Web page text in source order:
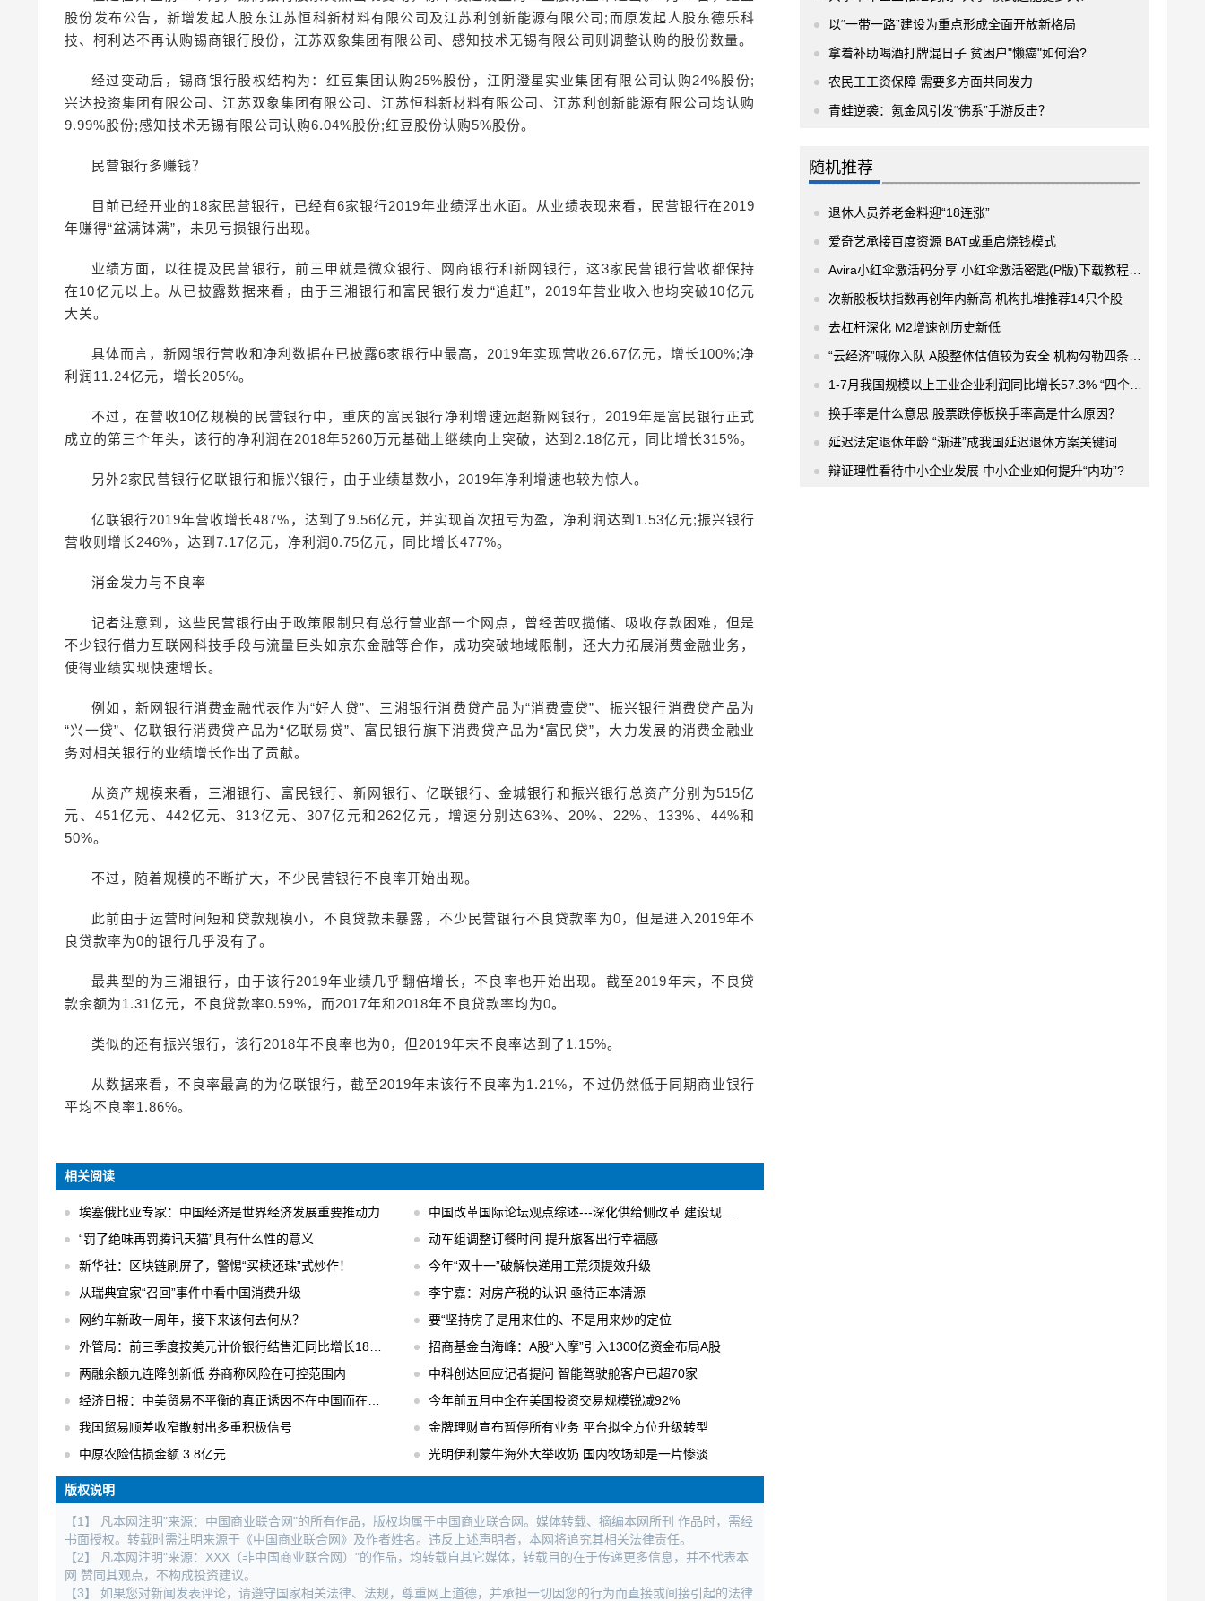
股份发布公告，新增发起人股东江苏恒科新材料有限公司及江苏利创新能源有限公司;而原发起人股东德乐科
技、柯利达不再认购锡商银行股份，江苏双象集团有限公司、感知技术无锡有限公司则调整认购的股份数量。
经过变动后，锡商银行股权结构为：红豆集团认购25%股份，江阴澄星实业集团有限公司认购24%股份;
兴达投资集团有限公司、江苏双象集团有限公司、江苏恒科新材料有限公司、江苏利创新能源有限公司均认购
9.99%股份;感知技术无锡有限公司认购6.04%股份;红豆股份认购5%股份。
民营银行多赚钱？
目前已经开业的18家民营银行，已经有6家银行2019年业绩浮出水面。从业绩表现来看，民营银行在2019
年赚得“盆满钵满”，未见亏损银行出现。
业绩方面，以往提及民营银行，前三甲就是微众银行、网商银行和新网银行，这3家民营银行营收都保持
在10亿元以上。从已披露数据来看，由于三湘银行和富民银行发力“追赶”，2019年营业收入也均突破10亿元
大关。
具体而言，新网银行营收和净利数据在已披露6家银行中最高，2019年实现营收26.67亿元，增长100%;净
利润11.24亿元，增长205%。
不过，在营收10亿规模的民营银行中，重庆的富民银行净利增速远超新网银行，2019年是富民银行正式
成立的第三个年头，该行的净利润在2018年5260万元基础上继续向上突破，达到2.18亿元，同比增长315%。
另外2家民营银行亿联银行和振兴银行，由于业绩基数小，2019年净利增速也较为惊人。
亿联银行2019年营收增长487%，达到了9.56亿元，并实现首次扭亏为盈，净利润达到1.53亿元;振兴银行
营收则增长246%，达到7.17亿元，净利润0.75亿元，同比增长477%。
消金发力与不良率
记者注意到，这些民营银行由于政策限制只有总行营业部一个网点，曾经苦叹揽储、吸收存款困难，但是
不少银行借力互联网科技手段与流量巨头如京东金融等合作，成功突破地域限制，还大力拓展消费金融业务，
使得业绩实现快速增长。
例如，新网银行消费金融代表作为“好人贷”、三湘银行消费贷产品为“消费壹贷”、振兴银行消费贷产品为
“兴一贷”、亿联银行消费贷产品为“亿联易贷”、富民银行旗下消费贷产品为“富民贷”，大力发展的消费金融业
务对相关银行的业绩增长作出了贡献。
从资产规模来看，三湘银行、富民银行、新网银行、亿联银行、金城银行和振兴银行总资产分别为515亿
元、451亿元、442亿元、313亿元、307亿元和262亿元，增速分别达63%、20%、22%、133%、44%和
50%。
不过，随着规模的不断扩大，不少民营银行不良率开始出现。
此前由于运营时间短和贷款规模小，不良贷款未暴露，不少民营银行不良贷款率为0，但是进入2019年不
良贷款率为0的银行几乎没有了。
最典型的为三湘银行，由于该行2019年业绩几乎翻倍增长，不良率也开始出现。截至2019年末，不良贷
款余额为1.31亿元，不良贷款率0.59%，而2017年和2018年不良贷款率均为0。
类似的还有振兴银行，该行2018年不良率也为0，但2019年末不良率达到了1.15%。
从数据来看，不良率最高的为亿联银行，截至2019年末该行不良率为1.21%，不过仍然低于同期商业银行
平均不良率1.86%。
相关阅读
埃塞俄比亚专家：中国经济是世界经济发展重要推动力
中国改革国际论坛观点综述---深化供给侧改革 建设现代化经济体系
“罚了绝味再罚腾讯天猫”具有什么性的意义
动车组调整订餐时间 提升旅客出行幸福感
新华社：区块链刷屏了，警惕“买椟还珠”式炒作！
今年“双十一”破解快递用工荒须提效升级
从瑞典宜家“召回”事件中看中国消费升级
李宇嘉：对房产税的认识 亟待正本清源
网约车新政一周年，接下来该何去何从？
要“坚持房子是用来住的、不是用来炒的定位
外管局：前三季度按美元计价银行结售汇同比增长18% 结售汇逆差下降75%
招商基金白海峰：A股“入摩”引入1300亿资金布局A股
两融余额九连降创新低 券商称风险在可控范围内
中科创达回应记者提问 智能驾驶舱客户已超70家
经济日报：中美贸易不平衡的真正诱因不在中国而在美国
今年前五月中企在美国投资交易规模锐减92%
我国贸易顺差收窄散射出多重积极信号
金牌理财宣布暂停所有业务 平台拟全方位升级转型
中原农险估损金额 3.8亿元
光明伊利蒙牛海外大举收奶 国内牧场却是一片惨淡
版权说明
【1】 凡本网注明"来源：中国商业联合网"的所有作品，版权均属于中国商业联合网。媒体转载、摘编本网所刊 作品时，需经
书面授权。转载时需注明来源于《中国商业联合网》及作者姓名。违反上述声明者，本网将追究其相关法律责任。
【2】 凡本网注明"来源：XXX（非中国商业联合网）"的作品，均转载自其它媒体，转载目的在于传递更多信息，并不代表本
网 赞同其观点，不构成投资建议。
【3】 如果您对新闻发表评论，请遵守国家相关法律、法规，尊重网上道德，并承担一切因您的行为而直接或间接引起的法律
以“一带一路”建设为重点形成全面开放新格局
拿着补助喝酒打牌混日子 贫困户"懒癌"如何治?
农民工工资保障 需要多方面共同发力
青蛙逆袭：氪金风引发“佛系”手游反击？
随机推荐
退休人员养老金料迎“18连涨”
爱奇艺承接百度资源 BAT或重启烧钱模式
Avira小红伞激活码分享 小红伞激活密匙(P版)下载教程来了
次新股板块指数再创年内新高 机构扎堆推荐14只个股
去杠杆深化 M2增速创历史新低
“云经济”喊你入队 A股整体估值较为安全 机构勾勒四条投资主线
1-7月我国规模以上工业企业利润同比增长57.3% “四个持续”特征凸显
换手率是什么意思 股票跌停板换手率高是什么原因？
延迟法定退休年龄 “渐进”成我国延迟退休方案关键词
辩证理性看待中小企业发展 中小企业如何提升“内功”?